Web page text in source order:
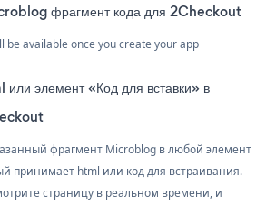
фрагмент кода для 2Checkout
be available once you create your app
или элемент «Код для вставки» в
фрагмент Microblog в любой элемент
принимает html или код для встраивания.
страницу в реальном времени, и